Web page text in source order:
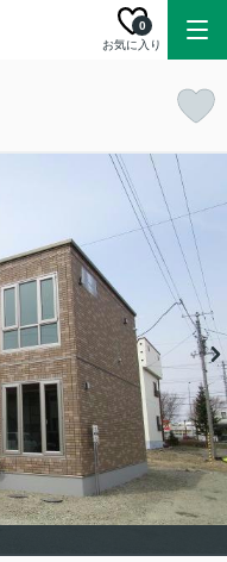
お気に入り
0